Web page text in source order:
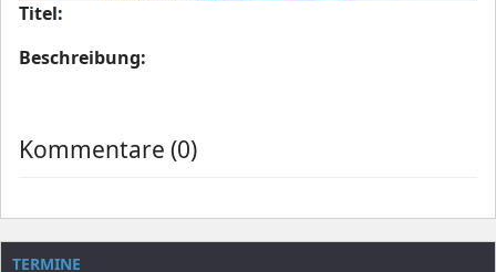
Titel:
Beschreibung:
Kommentare (0)
TERMINE